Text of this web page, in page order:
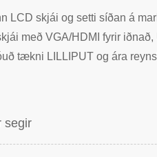
LCD skjái og setti síðan á
með VGA/HDMI fyrir
tækni LILLIPUT og ára
segir